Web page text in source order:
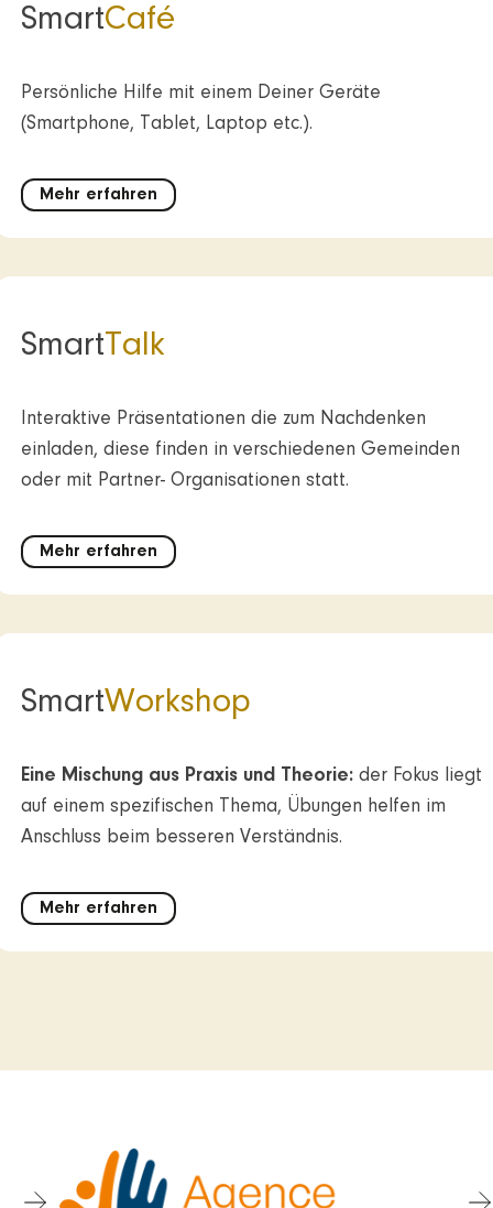
SmartCafé
Persönliche Hilfe mit einem Deiner Geräte
(Smartphone, Tablet, Laptop etc.).
Mehr erfahren
SmartTalk
Interaktive Präsentationen die zum Nachdenken
einladen, diese finden in verschiedenen Gemeinden
oder mit Partner- Organisationen statt.
Mehr erfahren
SmartWorkshop
Eine Mischung aus Praxis und Theorie:der Fokus liegt
auf einem spezifischen Thema, Übungen helfen im
Anschluss beim besseren Verständnis.
Mehr erfahren